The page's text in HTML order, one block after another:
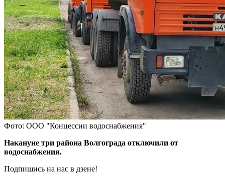
Фото: ООО "Концессии водоснабжения"
Накануне три района Волгограда отключили от
водоснабжения.
Подпишись на нас в дзене!